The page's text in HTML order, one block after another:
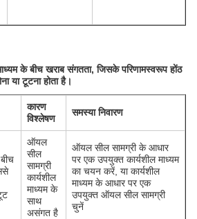
के बीच खराब संगतता, जिसके परिणामस्वरूप होंठ
या टूटना होता है।
कारण
विश्लेषण
समस्या निवारण
ऑयल
सील
सामग्री
कार्यशील
माध्यम के
साथ
असंगत है
ऑयल सील सामग्री के आधार
पर एक उपयुक्त कार्यशील माध्यम
का चयन करें, या कार्यशील
माध्यम के आधार पर एक
उपयुक्त ऑयल सील सामग्री
चुनें